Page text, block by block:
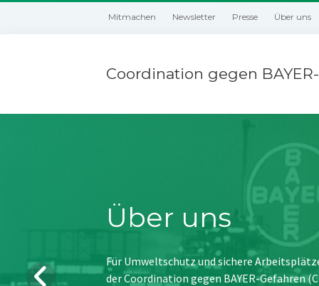
Mitmachen Newsletter Presse Über uns
Coordination gegen
Über uns
Für Umweltschutz und sichere
der Coordination gegen BAYER-Gefahren